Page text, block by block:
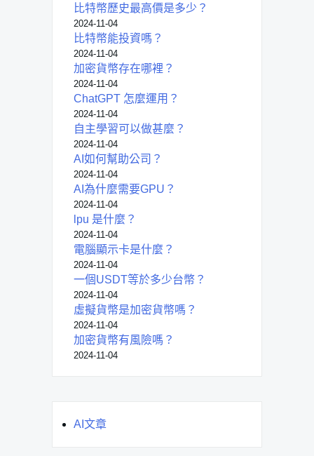
比特幣歷史最高價是多少？
2024-11-04
比特幣能投資嗎？
2024-11-04
加密貨幣存在哪裡？
2024-11-04
ChatGPT 怎麼運用？
2024-11-04
自主學習可以做甚麼？
2024-11-04
AI如何幫助公司？
2024-11-04
AI為什麼需要GPU？
2024-11-04
lpu 是什麼？
2024-11-04
電腦顯示卡是什麼？
2024-11-04
一個USDT等於多少台幣？
2024-11-04
虛擬貨幣是加密貨幣嗎？
2024-11-04
加密貨幣有風險嗎？
2024-11-04
AI文章